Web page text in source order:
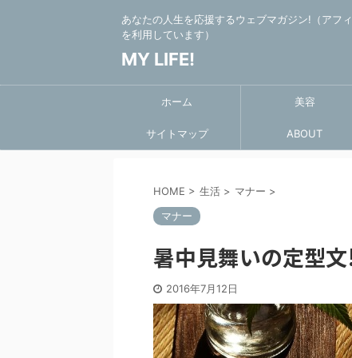
あなたの人生を応援するウェブマガジン!（アフ
を利用しています）
MY LIFE!
ホーム 美容
サイトマップ ABOUT
HOME > 生活 > マナー >
マナー
暑中見舞いの定型
2016年7月12日